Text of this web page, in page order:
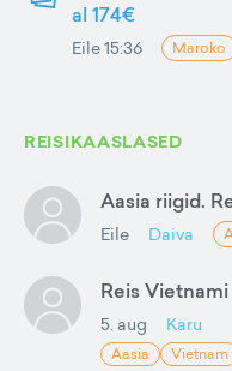
al 174€
Eile 15:36 Maroko
REISIKAASLASED
Aasia riigid.
Eile Daiva
Reis Vietnami
5. aug Karu
Aasia Vietnam